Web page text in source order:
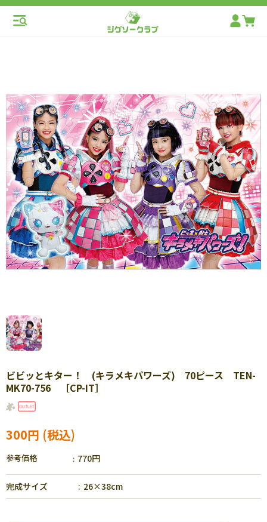
ビビッとキター！ (キラメキパワーズ) 70ピース TEN-
MK70-756 ［CP-IT］
300円
参考価格 770円
完成サイズ 26×38cm